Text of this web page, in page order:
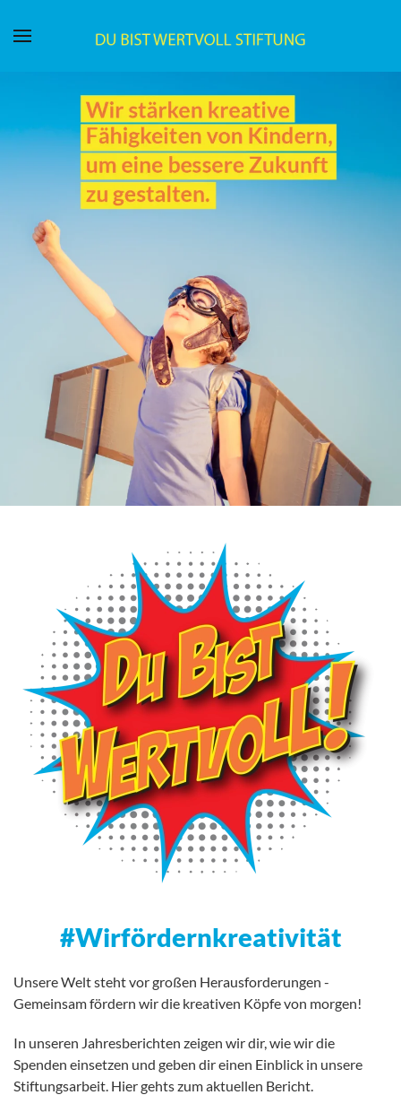
#Wirfördernkreativität
Unsere Welt steht vor großen Herausforderungen -
Gemeinsam fördern wir die kreativen Köpfe von morgen!
In unseren Jahresberichten zeigen wir dir, wie wir die
Spenden einsetzen und geben dir einen Einblick in unsere
Stiftungsarbeit. Hier gehts zum aktuellen Bericht.